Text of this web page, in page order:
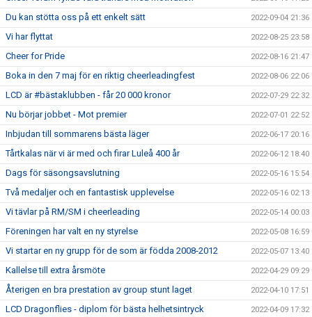
Du kan stötta oss på ett enkelt sätt 2022-09-04 21:36
Vi har flyttat 2022-08-25 23:58
Cheer for Pride 2022-08-16 21:47
Boka in den 7 maj för en riktig cheerleadingfest 2022-08-06 22:06
LCD är #bästaklubben - får 20 000 kronor 2022-07-29 22:32
Nu börjar jobbet - Mot premier 2022-07-01 22:52
Inbjudan till sommarens bästa läger 2022-06-17 20:16
Tårtkalas när vi är med och firar Luleå 400 år 2022-06-12 18:40
Dags för säsongsavslutning 2022-05-16 15:54
Två medaljer och en fantastisk upplevelse 2022-05-16 02:13
Vi tävlar på RM/SM i cheerleading 2022-05-14 00:03
Föreningen har valt en ny styrelse 2022-05-08 16:59
Vi startar en ny grupp för de som är födda 2008-2012 2022-05-07 13:40
Kallelse till extra årsmöte 2022-04-29 09:29
Återigen en bra prestation av group stunt laget 2022-04-10 17:51
LCD Dragonflies - diplom för bästa helhetsintryck 2022-04-09 17:32